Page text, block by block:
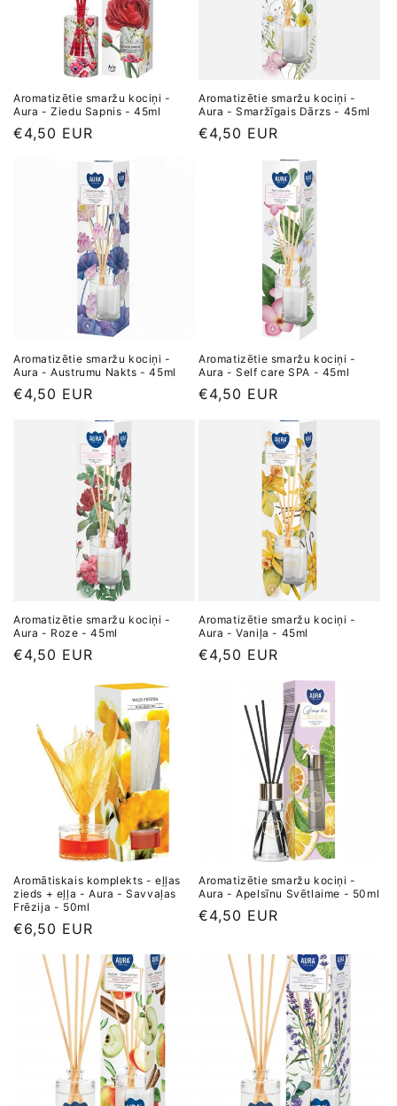
Aromatizētie smaržu kociņi -
Aura - Ziedu Sapnis - 45ml
Parastā
€4,50 EUR
Aromatizētie smaržu kociņi -
Aura - Smaržīgais Dārzs - 45ml
Parastā
€4,50 EUR
Aromatizētie smaržu kociņi -
Aura - Austrumu Nakts - 45ml
Parastā
€4,50 EUR
Aromatizētie smaržu kociņi -
Aura - Self care SPA - 45ml
Parastā
€4,50 EUR
Aromatizētie smaržu kociņi -
Aura - Roze - 45ml
Parastā
€4,50 EUR
Aromatizētie smaržu kociņi -
Aura - Vaniļa - 45ml
Parastā
€4,50 EUR
Aromātiskais komplekts - eļļas
zieds + eļļa - Aura - Savvaļas
Frēzija - 50ml
Parastā
cena
€6,50 EUR
Aromatizētie smaržu kociņi -
Aura - Apelsīnu Svētlaime - 50ml
Parastā
€4,50 EUR